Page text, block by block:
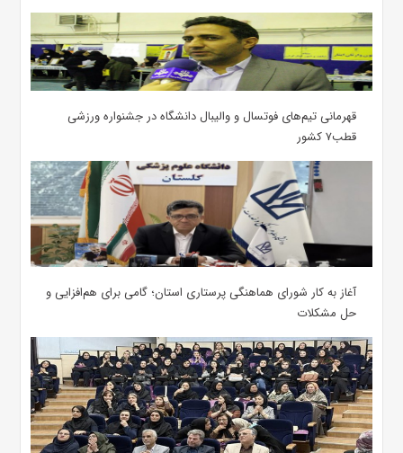
قهرمانی تیم‌های فوتسال و والیبال دانشگاه در جشنواره ورزشی
قطب۷ کشور
آغاز به کار شورای هماهنگی پرستاری استان؛ گامی برای هم‌افزایی و
حل مشکلات